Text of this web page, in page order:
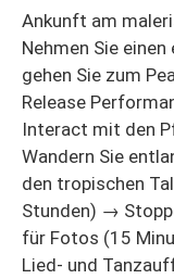
Ankunft am
Nehmen Sie
gehen Sie zum
Release
Interact mit den
Wandern Sie
den tropischen
Stunden) →
für Fotos (15
Lied- und